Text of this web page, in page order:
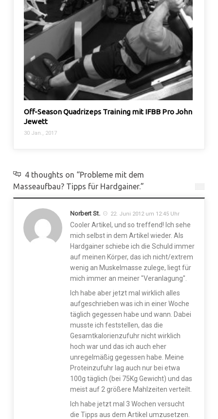
Off-Season Quadrizeps Training mit IFBB Pro John
Jewett
30 Jan., 2017
4 thoughts on “Probleme mit dem
Masseaufbau? Tipps für Hardgainer.”
Norbert St. 22. Juni 2012 um 12:45 Uhr
Cooler Artikel, und so treffend! Ich sehe
mich selbst in dem Artikel wieder. Als
Hardgainer schiebe ich die Schuld immer
auf meinen Körper, das ich nicht/extrem
wenig an Muskelmasse zulege, liegt für
mich immer an meiner "Veranlagung".
Ich habe aber jetzt mal wirklich alles
aufgeschrieben was ich in einer Woche
täglich gegessen habe und wann. Dabei
musste ich feststellen, das die
Gesamtkalorienzufuhr nicht wirklich
hoch war und das ich auch eher
unregelmäßig gegessen habe. Meine
Proteinzufuhr lag auch nur bei etwa
100g täglich (bei 75Kg Gewicht) und das
meist auf 2 größere Mahlzeiten verteilt.
Ich habe jetzt mal 3 Wochen versucht
die Tipps aus dem Artikel umzusetzen.